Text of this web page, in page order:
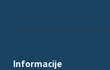
Informacije